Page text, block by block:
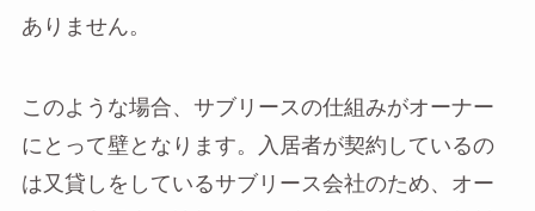
ありません。
このような場合、サブリースの仕組みがオーナー
にとって壁となります。入居者が契約しているの
は又貸しをしているサブリース会社のため、オー